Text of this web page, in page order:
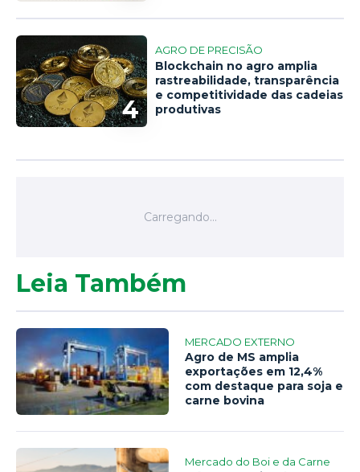
4
AGRO DE PRECISÃO
Blockchain no agro amplia
rastreabilidade, transparência
e competitividade das cadeias
produtivas
Leia Também
MERCADO EXTERNO
Agro de MS amplia
exportações em 12,4%
com destaque para soja e
carne bovina
Mercado do Boi e da Carne